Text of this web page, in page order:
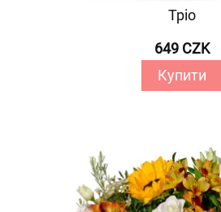
Тріо
649 CZK
Купити